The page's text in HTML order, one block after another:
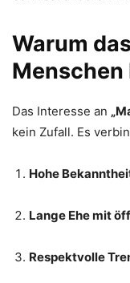
Warum
Das Interesse an
kein Zufall. Es
Hohe
Lange Ehe mit
Respektvolle